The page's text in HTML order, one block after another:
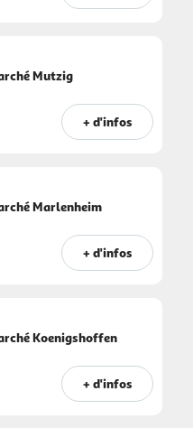
Mutzig
+ d'infos
Marlenheim
+ d'infos
Koenigshoffen
+ d'infos